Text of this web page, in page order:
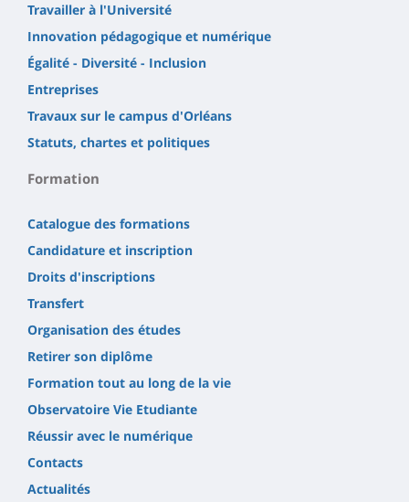
Travailler à l'Université
Innovation pédagogique et numérique
Égalité - Diversité - Inclusion
Entreprises
Travaux sur le campus d'Orléans
Statuts, chartes et politiques
Formation
Catalogue des formations
Candidature et inscription
Droits d'inscriptions
Transfert
Organisation des études
Retirer son diplôme
Formation tout au long de la vie
Observatoire Vie Etudiante
Réussir avec le numérique
Contacts
Actualités